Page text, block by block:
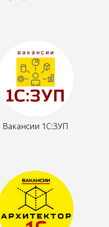
Вакансии 1С:ЗУП